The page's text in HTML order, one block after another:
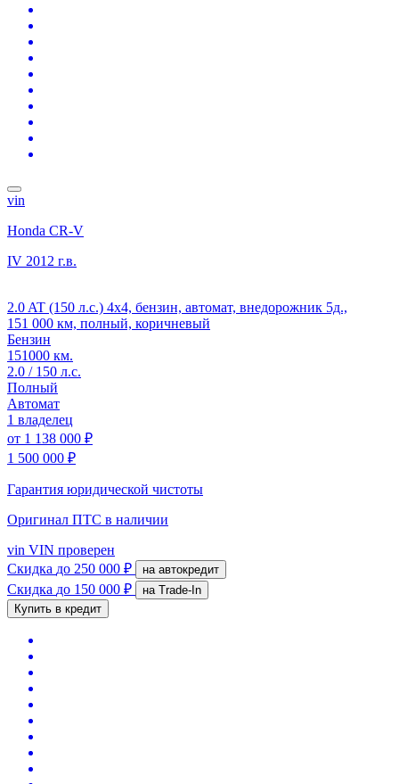
vin
Honda CR-V
IV 2012 г.в.
2.0 AT (150 л.с.) 4x4, бензин, автомат, внедорожник 5д.,
151 000 км, полный, коричневый
Бензин
151000 км.
2.0 / 150 л.с.
Полный
Автомат
1 владелец
от 1 138 000 ₽
1 500 000 ₽
Гарантия юридической чистоты
Оригинал ПТС в наличии
vin VIN проверен
Скидка до 250 000 ₽ на автокредит
Скидка до 150 000 ₽
на Trade-In
Купить в кредит